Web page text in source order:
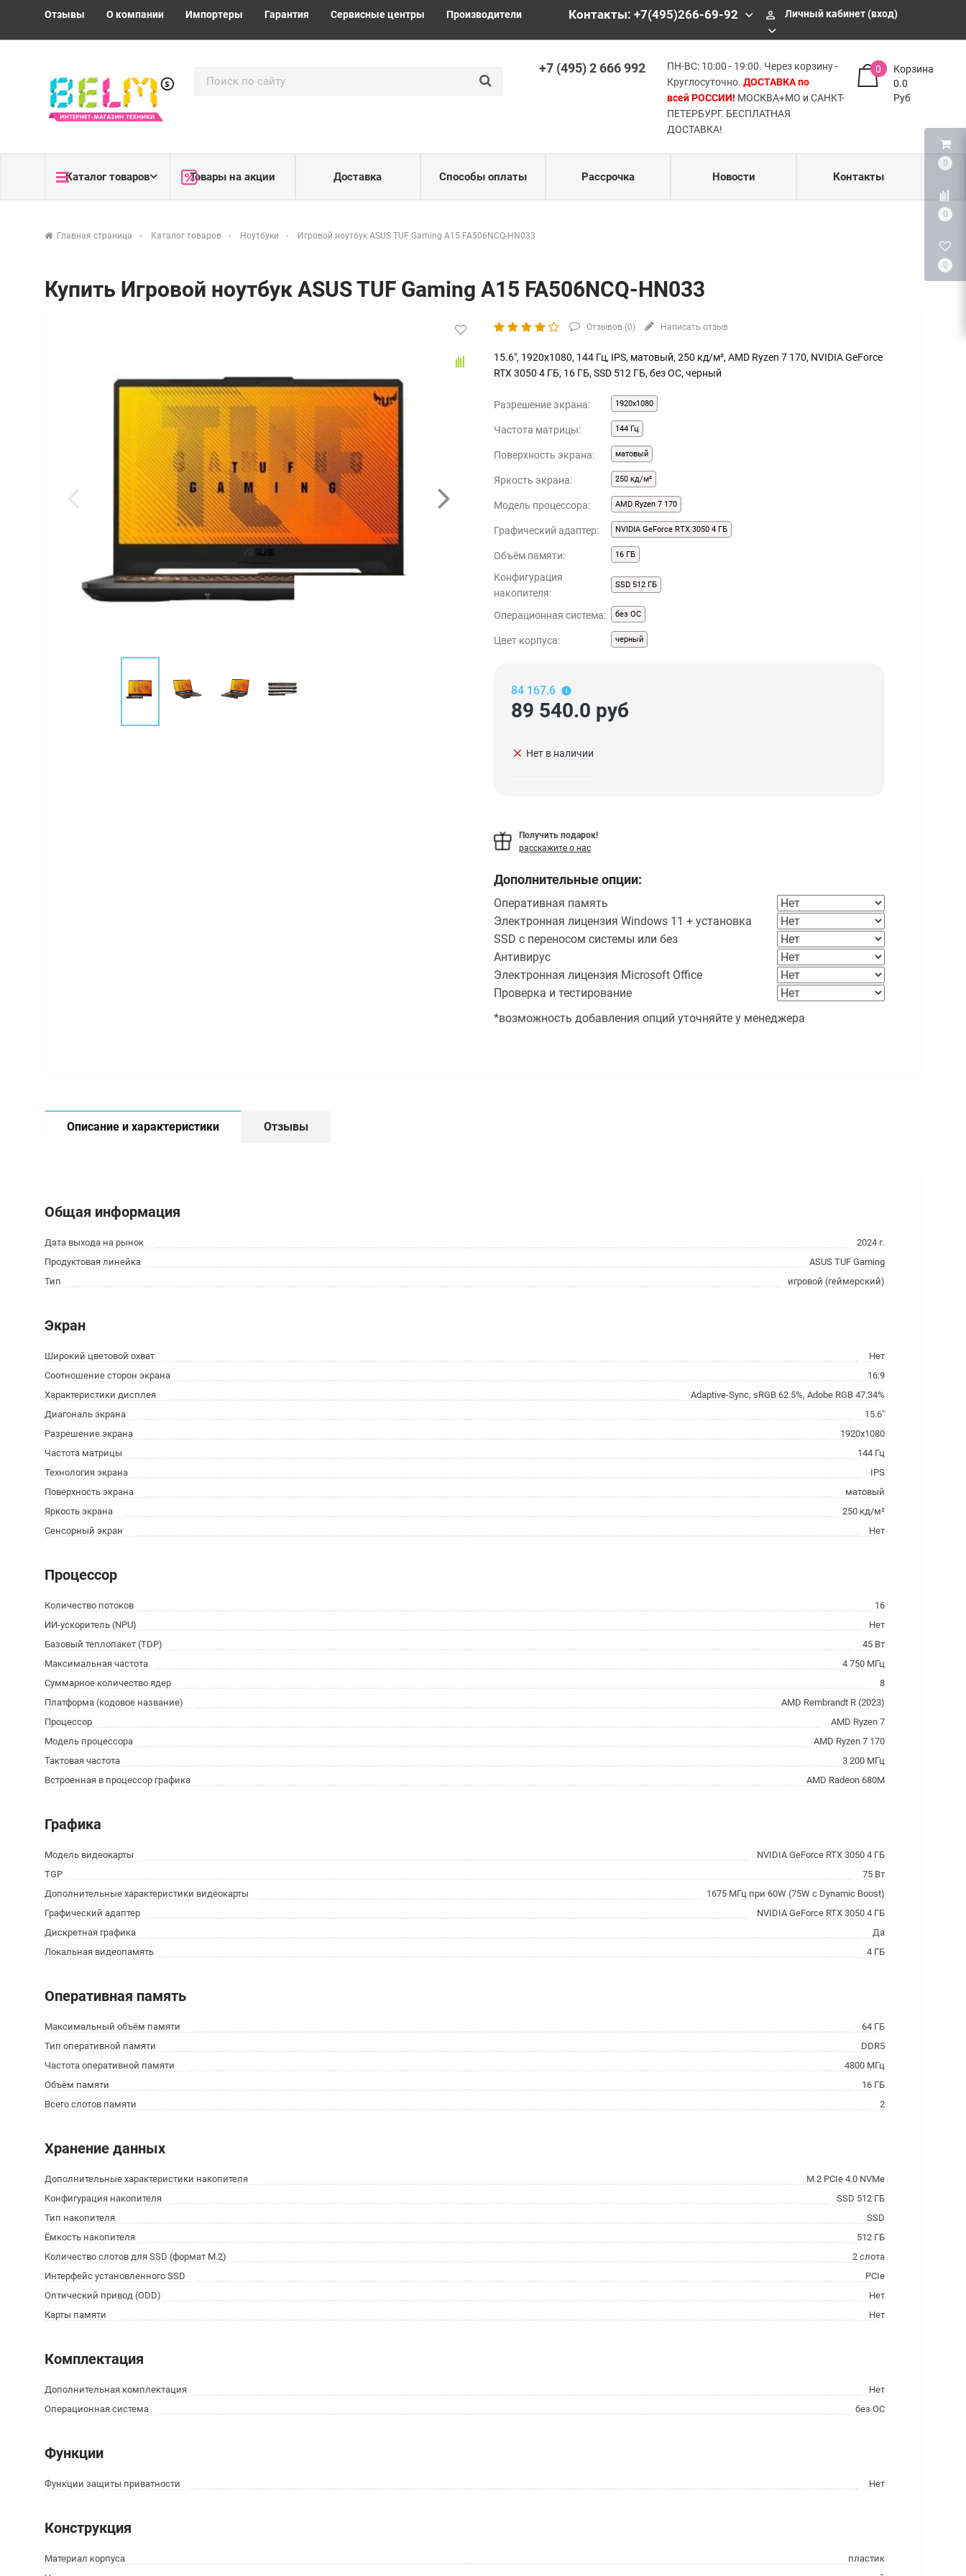
0
0
0
Отзывы О компании Импортеры Гарантия Сервисные центры Производители Контакты: +7(495)266-69-92 perm_identity Личный кабинет (вход)
+7 (495) 2 666 992
ПН-ВС: 10:00 - 19:00. Через корзину -
Круглосуточно.ДОСТАВКА по
всей РОССИИ! МОСКВА+МО и САНКТ-
ПЕТЕРБУРГ. БЕСПЛАТНАЯ
ДОСТАВКА!
Корзина
0
0.0
Руб
Каталог товаров Товары на акции Доставка Способы оплаты Рассрочка Новости Контакты
Главная страница Каталог товаров Ноутбуки Игровой ноутбук ASUS TUF Gaming A15 FA506NCQ-HN033
Купить Игровой ноутбук ASUS TUF Gaming A15 FA506NCQ-HN033
Отзывов (0) Написать отзыв
15.6", 1920x1080, 144 Гц, IPS, матовый, 250 кд/м², AMD Ryzen 7 170, NVIDIA GeForce
RTX 3050 4 ГБ, 16 ГБ, SSD 512 ГБ, без ОС, черный
Разрешение экрана: 1920x1080
Частота матрицы: 144 Гц
Поверхность экрана: матовый
Яркость экрана: 250 кд/м²
Модель процессора: AMD Ryzen 7 170
Графический адаптер: NVIDIA GeForce RTX 3050 4 ГБ
Объём памяти: 16 ГБ
Конфигурация
накопителя:
SSD 512 ГБ
Операционная система: без ОС
Цвет корпуса: черный
84 167.6
89 540.0 руб
clear Нет в наличии
Получить подарок!
расскажите о нас
Дополнительные опции:
Оперативная память
Электронная лицензия Windows 11 + установка
SSD с переносом системы или без
Антивирус
Электронная лицензия Microsoft Office
Проверка и тестирование
*возможность добавления опций уточняйте у менеджера
Описание и характеристики Отзывы
Общая информация
Дата выхода на рынок
2024 г.
Продуктовая линейка
ASUS TUF Gaming
Тип
игровой (геймерский)
Экран
Широкий цветовой охват
Нет
Соотношение сторон экрана
16:9
Характеристики дисплея
Adaptive-Sync, sRGB 62.5%, Adobe RGB 47.34%
Диагональ экрана
15.6"
Разрешение экрана
1920x1080
Частота матрицы
144 Гц
Технология экрана
IPS
Поверхность экрана
матовый
Яркость экрана
250 кд/м²
Сенсорный экран
Нет
Процессор
Количество потоков
16
ИИ-ускоритель (NPU)
Нет
Базовый теплопакет (TDP)
45 Вт
Максимальная частота
4 750 МГц
Суммарное количество ядер
8
Платформа (кодовое название)
AMD Rembrandt R (2023)
Процессор
AMD Ryzen 7
Модель процессора
AMD Ryzen 7 170
Тактовая частота
3 200 МГц
Встроенная в процессор графика
AMD Radeon 680M
Графика
Модель видеокарты
NVIDIA GeForce RTX 3050 4 ГБ
TGP
75 Вт
Дополнительные характеристики видеокарты
1675 МГц при 60W (75W с Dynamic Boost)
Графический адаптер
NVIDIA GeForce RTX 3050 4 ГБ
Дискретная графика
Да
Локальная видеопамять
4 ГБ
Оперативная память
Максимальный объём памяти
64 ГБ
Тип оперативной памяти
DDR5
Частота оперативной памяти
4800 МГц
Объём памяти
16 ГБ
Всего слотов памяти
2
Хранение данных
Дополнительные характеристики накопителя
M.2 PCIe 4.0 NVMe
Конфигурация накопителя
SSD 512 ГБ
Тип накопителя
SSD
Ёмкость накопителя
512 ГБ
Количество слотов для SSD (формат M.2)
2 слота
Интерфейс установленного SSD
PCIe
Оптический привод (ODD)
Нет
Карты памяти
Нет
Комплектация
Дополнительная комплектация
Нет
Операционная система
без ОС
Функции
Функции защиты приватности Нет
Конструкция
Материал корпуса
пластик